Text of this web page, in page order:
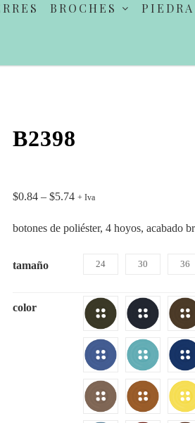
BROCHES
B2398
$0.84 – $5.74 + Iva
botones de poliéster, 4 hoyos, acabado
tamaño 24 30 36
color